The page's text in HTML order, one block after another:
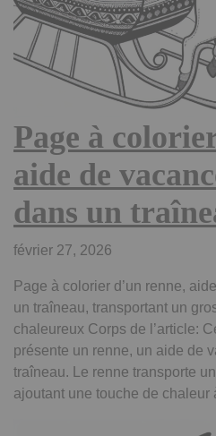
Page à
aide de
dans un
février 27, 2026
Page à colorier d’un renne,
un traîneau, transportant un
chaleureux Corps de l’article:
présente un renne, un aide de
traîneau. Le renne transporte
ajoutant une touche de chaleur